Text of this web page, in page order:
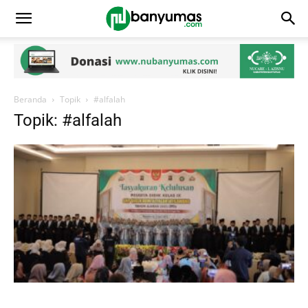
Beranda Topik #alfalah
Topik: #alfalah